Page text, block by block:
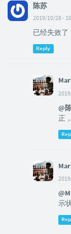
陈苏
2019/10/28 -
已经失效
Reply
@
正
示